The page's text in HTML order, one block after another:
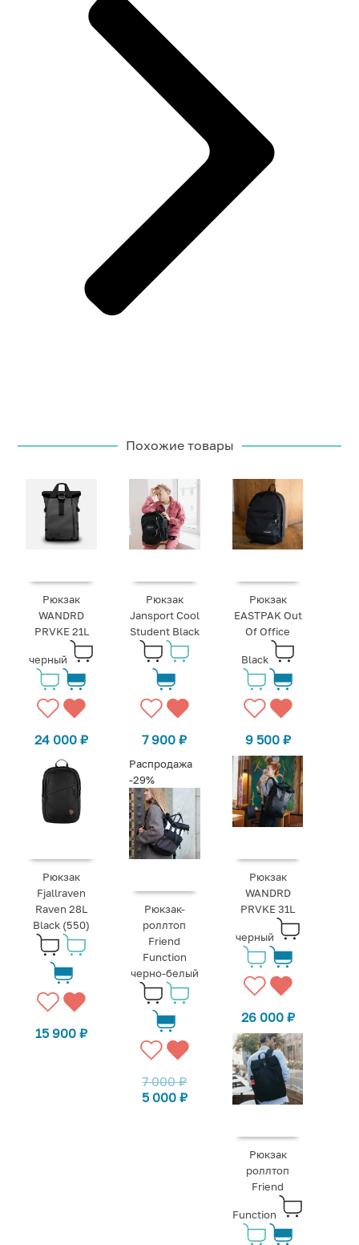
Похожие товары
Рюкзак
WANDRD
PRVKE 21L
черный
24 000₽
Рюкзак
Jansport Cool
Student Black
7 900₽
Рюкзак
EASTPAK Out
Of Office
Black
9 500 ₽
Рюкзак
Fjallraven
Raven 28L
Black (550)
15 900₽
Распродажа
-29%
Рюкзак-
роллтоп
Friend
Function
черно-белый
7 000₽
5 000 ₽
Рюкзак
WANDRD
PRVKE 31L
черный
26 000 ₽
Рюкзак
роллтоп
Friend
Function